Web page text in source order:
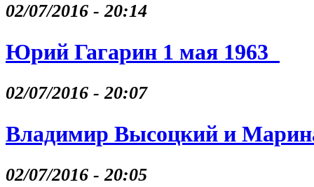
02/07/2016 - 20:14
Юрий Гагарин 1 мая 1963
02/07/2016 - 20:07
Владимир Высоцкий и
02/07/2016 - 20:05